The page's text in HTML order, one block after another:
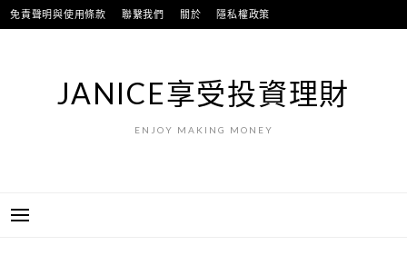
跳
至
免責聲明與使用條款 聯繫我們 關於 隱私權政策
JANICE享受投資理財
ENJOY MAKING MONEY